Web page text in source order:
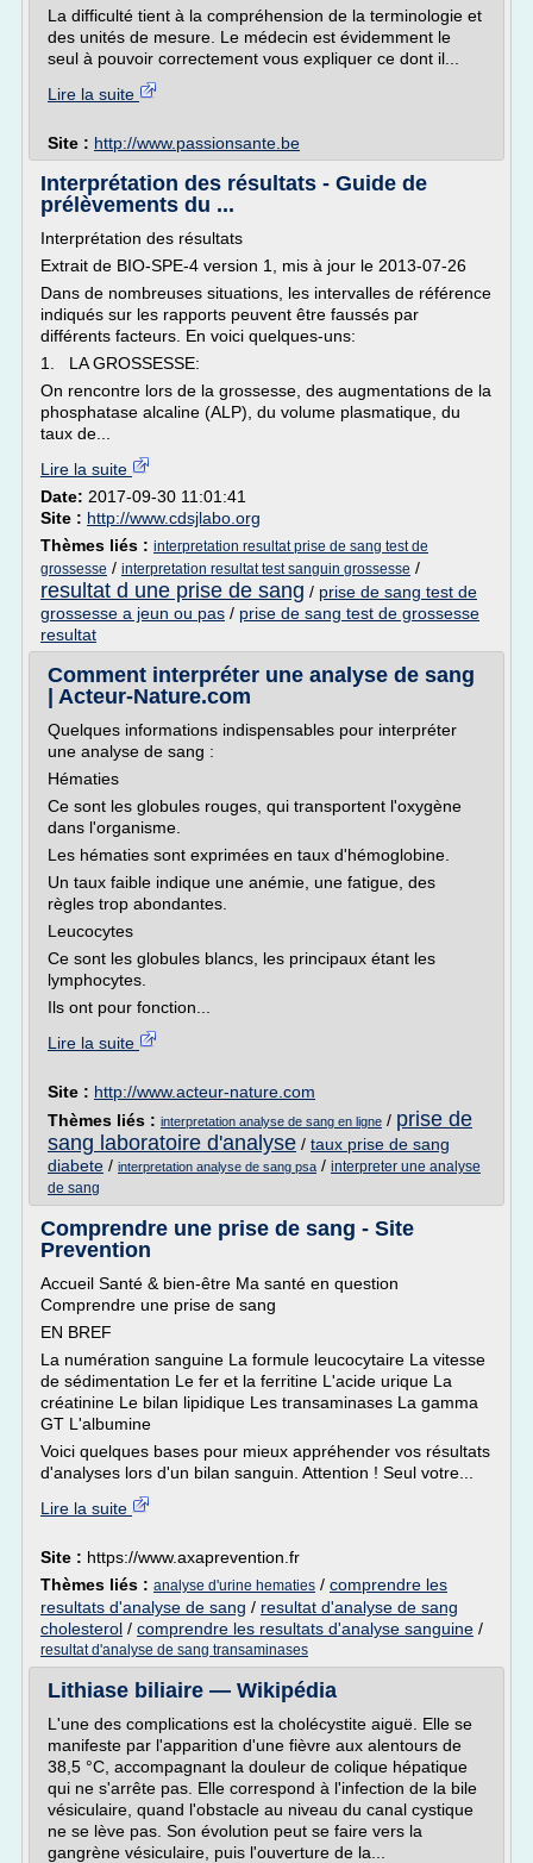
La difficulté tient à la compréhension de la terminologie et
des unités de mesure. Le médecin est évidemment le
seul à pouvoir correctement vous expliquer ce dont il...
Lire la suite
Site : http://www.passionsante.be
Interprétation des résultats - Guide de
prélèvements du ...
Interprétation des résultats
Extrait de BIO-SPE-4 version 1, mis à jour le 2013-07-26
Dans de nombreuses situations, les intervalles de référence
indiqués sur les rapports peuvent être faussés par
différents facteurs. En voici quelques-uns:
1. LA GROSSESSE:
On rencontre lors de la grossesse, des augmentations de la
phosphatase alcaline (ALP), du volume plasmatique, du
taux de...
Lire la suite
Date: 2017-09-30 11:01:41
Site : http://www.cdsjlabo.org
Thèmes liés : interpretation resultat prise de sang test de
grossesse / interpretation resultat test sanguin grossesse /
resultat d une prise de sang / prise de sang test de
grossesse a jeun ou pas / prise de sang test de grossesse
resultat
Comment interpréter une analyse de sang
| Acteur-Nature.com
Quelques informations indispensables pour interpréter
une analyse de sang :
Hématies
Ce sont les globules rouges, qui transportent l'oxygène
dans l'organisme.
Les hématies sont exprimées en taux d'hémoglobine.
Un taux faible indique une anémie, une fatigue, des
règles trop abondantes.
Leucocytes
Ce sont les globules blancs, les principaux étant les
lymphocytes.
Ils ont pour fonction...
Lire la suite
Site : http://www.acteur-nature.com
Thèmes liés : interpretation analyse de sang en ligne / prise de
sang laboratoire d'analyse / taux prise de sang
diabete / interpretation analyse de sang psa / interpreter une analyse
de sang
Comprendre une prise de sang - Site
Prevention
Accueil Santé & bien-être Ma santé en question
Comprendre une prise de sang
EN BREF
La numération sanguine La formule leucocytaire La vitesse
de sédimentation Le fer et la ferritine L'acide urique La
créatinine Le bilan lipidique Les transaminases La gamma
GT L'albumine
Voici quelques bases pour mieux appréhender vos résultats
d'analyses lors d'un bilan sanguin. Attention ! Seul votre...
Lire la suite
Site : https://www.axaprevention.fr
Thèmes liés : analyse d'urine hematies / comprendre les
resultats d'analyse de sang / resultat d'analyse de sang
cholesterol / comprendre les resultats d'analyse sanguine /
resultat d'analyse de sang transaminases
Lithiase biliaire — Wikipédia
L'une des complications est la cholécystite aiguë. Elle se
manifeste par l'apparition d'une fièvre aux alentours de
38,5 °C, accompagnant la douleur de colique hépatique
qui ne s'arrête pas. Elle correspond à l'infection de la bile
vésiculaire, quand l'obstacle au niveau du canal cystique
ne se lève pas. Son évolution peut se faire vers la
gangrène vésiculaire, puis l'ouverture de la...